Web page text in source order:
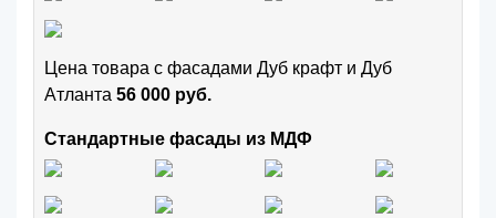
Цена товара с фасадами Дуб крафт и Дуб
Атланта 56 000 руб.
Стандартные фасады из МДФ